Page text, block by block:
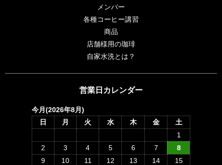
メンバー
各種コーヒー講習
商品
店舗様用の珈琲
自家水洗とは？
営業日カレンダー
今月(2026年8月)
日
月 火 水 木 金
土
1
2
3 4 5 6 7
8
9
10 11 12 13 14
15